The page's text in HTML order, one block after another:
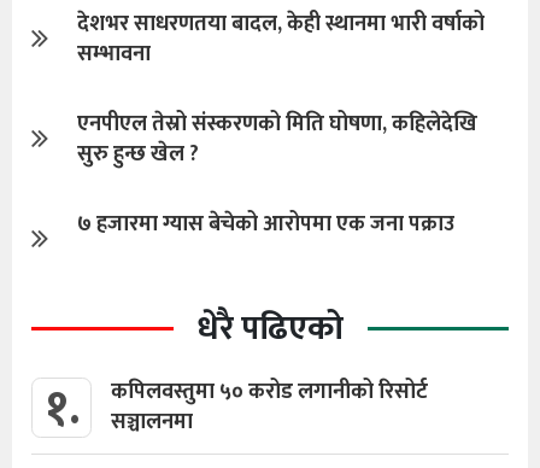
देशभर साधरणतया बादल, केही स्थानमा भारी वर्षाको
सम्भावना
एनपीएल तेस्रो संस्करणको मिति घोषणा, कहिलेदेखि
सुरु हुन्छ खेल ?
७ हजारमा ग्यास बेचेको आरोपमा एक जना पक्राउ
धेरै पढिएको
१.
कपिलवस्तुमा ५० करोड लगानीको रिसोर्ट
सञ्चालनमा